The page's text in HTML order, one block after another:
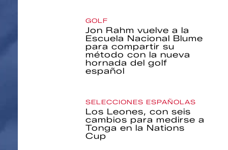
GOLF
Jon Rahm vuelve a la
Escuela Nacional Blume
para compartir su
método con la nueva
hornada del golf
español
SELECCIONES ESPAÑOLAS
Los Leones, con seis
cambios para medirse a
Tonga en la Nations
Cup